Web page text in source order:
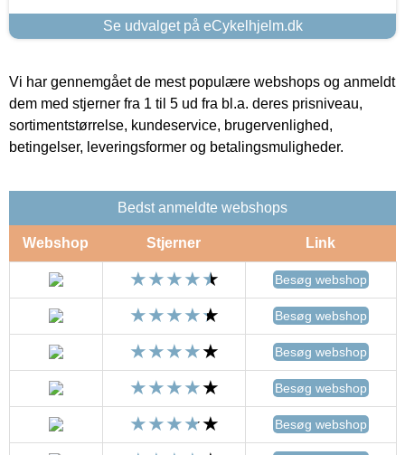
Se udvalget på eCykelhjelm.dk
Vi har gennemgået de mest populære webshops og anmeldt
dem med stjerner fra 1 til 5 ud fra bl.a. deres prisniveau,
sortimentstørrelse, kundeservice, brugervenlighed,
betingelser, leveringsformer og betalingsmuligheder.
Bedst anmeldte webshops
Webshop Stjerner Link
Besøg webshop
Besøg webshop
Besøg webshop
Besøg webshop
Besøg webshop